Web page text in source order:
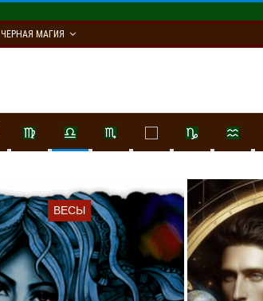
ЧЕРНАЯ МАГИЯ
ВЕСЫ